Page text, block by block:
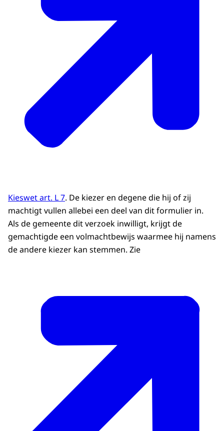
Kieswet art. L 7. De kiezer en degene die hij of zij
machtigt vullen allebei een deel van dit formulier in.
Als de gemeente dit verzoek inwilligt, krijgt de
gemachtigde een volmachtbewijs waarmee hij namens
de andere kiezer kan stemmen. Zie